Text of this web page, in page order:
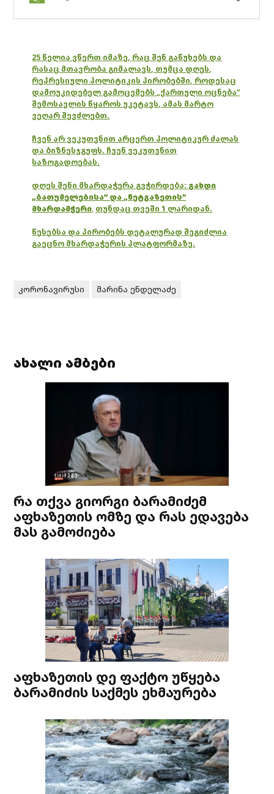
25 წელია ვწერთ იმაზე, რაც შენ გაწუხებს და
რასაც მთავრობა გიმალავს, თუმცა დღეს,
რეპრესიული პოლიტიკის პირობებში, როდესაც
დამოუკიდებელ გამოცემებს „ქართული ოცნება“
შემოსავლის წყაროს უკეტავს, ამას მარტო
ვეღარ შევძლებთ.
ჩვენ არ ვეკუთვნით არცერთ პოლიტიკურ ძალას
და ბიზნესჯგუფს. ჩვენ ვეკუთვნით
საზოგადოებას.
დღეს შენი მხარდაჭერა გვჭირდება: გახდი
„ბათუმელებისა“ და „ნეტგაზეთის“
მხარდამჭერი, თუნდაც თვეში 1 ლარიდან.
წესებსა და პირობებს დეტალურად შეგიძლია
გაეცნო მხარდაჭერის პლატფორმაზე.
კორონავირუსი მარინა ენდელაძე
ახალი ამბები
რა თქვა გიორგი ბარამიძემ
აფხაზეთის ომზე და რას ედავება
მას გამოძიება
აფხაზეთის დე ფაქტო უწყება
ბარამიძის საქმეს ეხმაურება